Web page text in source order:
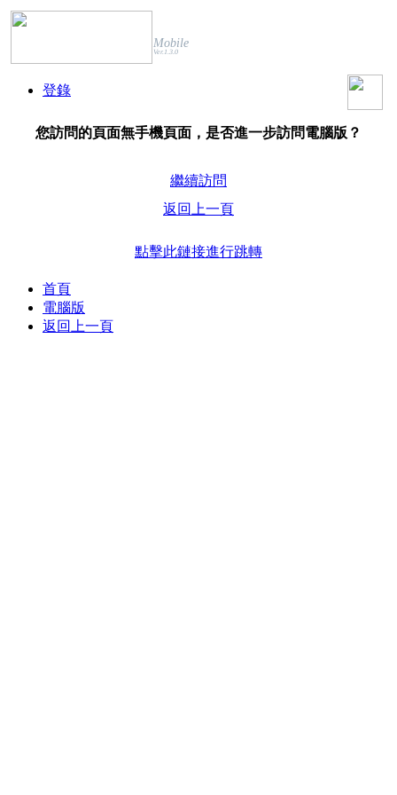
Mobile
Ver.1.3.0
登錄
您訪問的頁面無手機頁面，是否進一步訪問電腦版？
繼續訪問
返回上一頁
點擊此鏈接進行跳轉
首頁
電腦版
返回上一頁